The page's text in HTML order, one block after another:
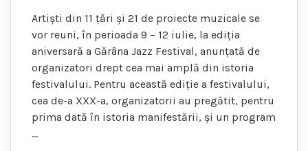
Artiști din 11 țări și 21 de proiecte muzicale se
vor reuni, în perioada 9 – 12 iulie, la ediția
aniversară a Gărâna Jazz Festival, anunțată de
organizatori drept cea mai amplă din istoria
festivalului. Pentru această ediție a festivalului,
cea de-a XXX-a, organizatorii au pregătit, pentru
prima dată în istoria manifestării, și un program
…